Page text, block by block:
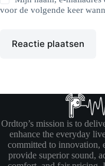
voor de volgende keer
Reactie plaatsen
Ordtop’s mission is to
enhance the everyday
committed to innovation,
provide superior sound,